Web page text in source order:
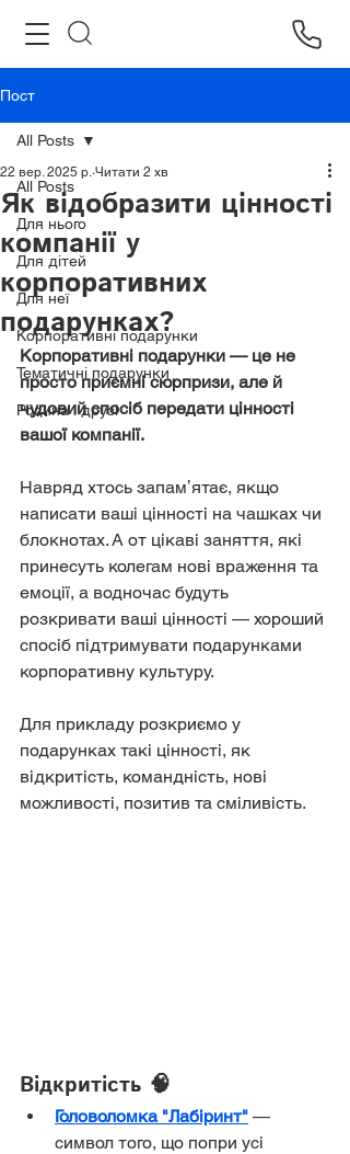
Пост
All Posts
Для нього
Для дітей
Для неї
Корпоративні подарунки
Тематичні подарунки
Родина і друзі
All Posts
Як відобразити цінності
компанії у
корпоративних
подарунках?
22 вер. 2025 р. Читати 2 хв
Корпоративні подарунки — це не
просто приємні сюрпризи, але й
чудовий спосіб передати цінності
вашої компанії.
Навряд хтось запамʼятає, якщо
написати ваші цінності на чашках чи
блокнотах. А от цікаві заняття, які
принесуть колегам нові враження та
емоції, а водночас будуть
розкривати ваші цінності — хороший
спосіб підтримувати подарунками
корпоративну культуру.
Для прикладу розкриємо у
подарунках такі цінності, як
відкритість, командність, нові
можливості, позитив та сміливість.
Відкритість 🧠
Головоломка "Лабіринт" —
символ того, що попри усі